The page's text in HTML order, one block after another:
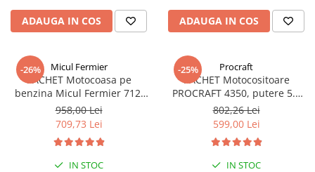
ADAUGA IN COS ADAUGA IN COS
-26% Micul Fermier
PACHET Motocoasa pe
benzina Micul Fermier 712,
putere 4.7 CP - 3.5 kW, 9000
rpm, 8 accesorii, 4 moduri de
taiere + Dispozitiv cap de
drujba, de taiat crengile la
inaltime
958,00 Lei
709,73 Lei
IN STOC
-25% Procraft
PACHET Motocositoare
PROCRAFT 4350, putere 5.8
CP, 9000 rot/min, 58CC, 5
accesorii, 4 moduri de taiere,
Motocoasa Profesionala +
Tambur cu lant, GF-1679
802,26 Lei
599,00 Lei
IN STOC